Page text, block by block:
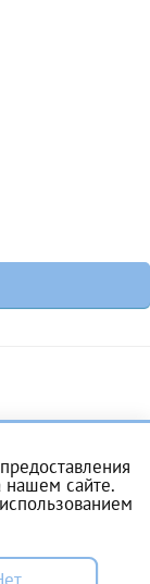
Max
нашем сайте.
использованием